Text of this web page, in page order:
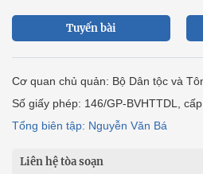
Tuyến bài
Cơ quan chủ quản: Bộ Dân tộc và
Số giấy phép: 146/GP-BVHTTDL,
Tổng biên tập: Nguyễn Văn Bá
Liên hệ tòa soạn